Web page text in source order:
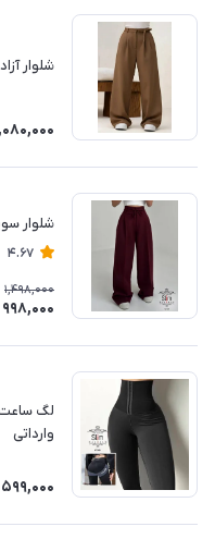
شلوار
شلوار
4.67
1,498,000
998,000
لگ ساعت
وارداتی
599,000